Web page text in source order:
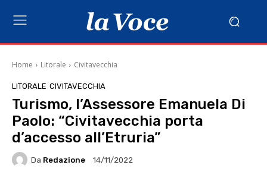
Home Litorale Civitavecchia
LITORALE CIVITAVECCHIA
Turismo, l’Assessore Emanuela Di
Paolo: “Civitavecchia porta
d’accesso all’Etruria”
Da Redazione 14/11/2022